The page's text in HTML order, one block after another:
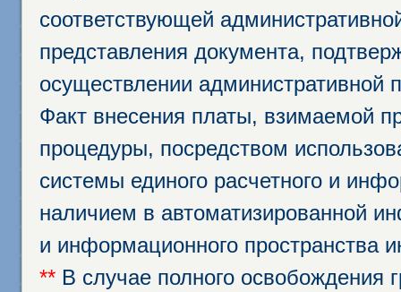
соответствующей
представления документа,
осуществлении административной
Факт внесения платы, взимаемой
процедуры, посредством
системы единого расчетного и
наличием в автоматизированной
и информационного пространства
** В случае полного освобождения